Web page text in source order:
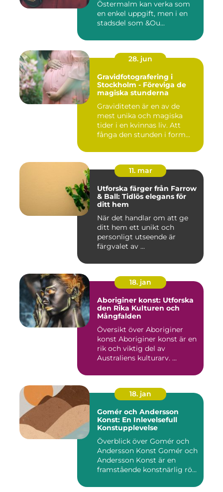
Östermalm kan verka som
en enkel uppgift, men i en
stadsdel som &Ou...
28. jun
Gravidfotografering i
Stockholm - Föreviga de
magiska stunderna
Graviditeten är en av de
mest unika och magiska
tider i en kvinnas liv. Att
fånga den stunden i form...
11. mar
Utforska färger från Farrow
& Ball: Tidlös elegans för
ditt hem
När det handlar om att ge
ditt hem ett unikt och
personligt utseende är
färgvalet av ...
18. jan
Aboriginer konst: Utforska
den Rika Kulturen och
Mångfalden
Översikt över Aboriginer
konst Aboriginer konst är en
rik och viktig del av
Australiens kulturarv. ...
18. jan
Gomér och Andersson
Konst: En Inlevelsefull
Konstupplevelse
Överblick över Gomér och
Andersson Konst Gomér och
Andersson Konst är en
framstående konstnärlig rö...